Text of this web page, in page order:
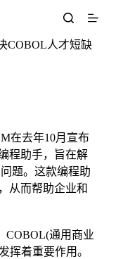
COBOL人才短缺
在去年10月宣布
程助手，旨在解
题。这款编程助
从而帮助企业和
COBOL(通用商业
挥着重要作用。